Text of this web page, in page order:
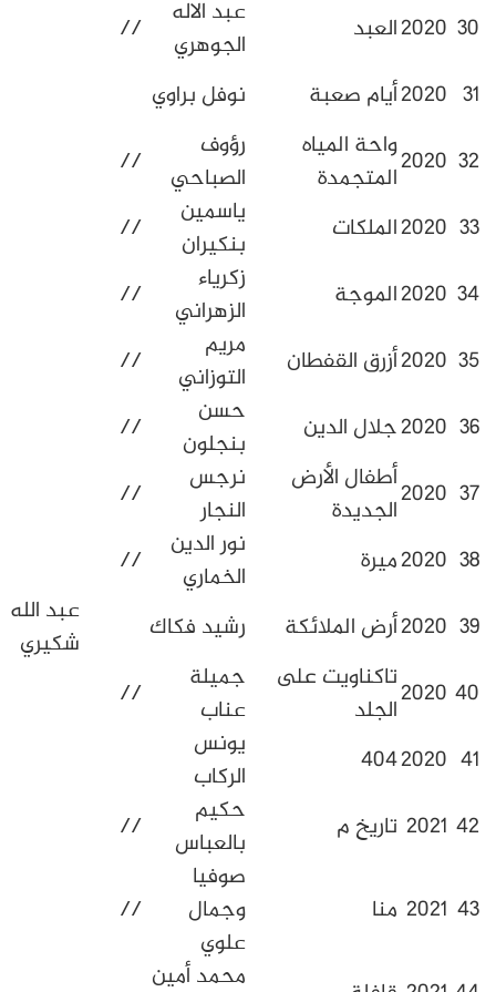
//
صعبة
نوفل براوي
المياه
رؤوف
الصباحي
//
ياسمين
بنكيران
//
زكرياء
الزهراني
//
القفطان
مريم
التوزاني
//
الدين
حسن
بنجلون
//
الأرض
نرجس
النجار
//
//
الملائكة
رشيد فكاك
عبد الله
شكيري
على
جميلة
//
م
بالعباس
//
//